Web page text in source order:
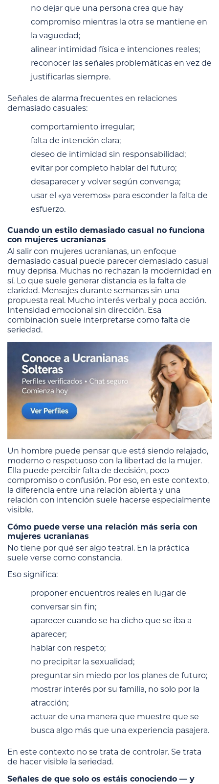
no dejar que una persona crea que hay
compromiso mientras la otra se mantiene en
la vaguedad;
alinear intimidad física e intenciones reales;
reconocer las señales problemáticas en vez de
justificarlas siempre.
Señales de alarma frecuentes en relaciones
demasiado casuales:
comportamiento irregular;
falta de intención clara;
deseo de intimidad sin responsabilidad;
evitar por completo hablar del futuro;
desaparecer y volver según convenga;
usar el «ya veremos» para esconder la falta de
esfuerzo.
Cuando un estilo demasiado casual no funciona
con mujeres ucranianas
Al salir con mujeres ucranianas, un enfoque
demasiado casual puede parecer demasiado casual
muy deprisa. Muchas no rechazan la modernidad en
sí. Lo que suele generar distancia es la falta de
claridad. Mensajes durante semanas sin una
propuesta real. Mucho interés verbal y poca acción.
Intensidad emocional sin dirección. Esa
combinación suele interpretarse como falta de
seriedad.
Un hombre puede pensar que está siendo relajado,
moderno o respetuoso con la libertad de la mujer.
Ella puede percibir falta de decisión, poco
compromiso o confusión. Por eso, en este contexto,
la diferencia entre una relación abierta y una
relación con intención suele hacerse especialmente
visible.
Cómo puede verse una relación más seria con
mujeres ucranianas
No tiene por qué ser algo teatral. En la práctica
suele verse como constancia.
Eso significa:
proponer encuentros reales en lugar de
conversar sin fin;
aparecer cuando se ha dicho que se iba a
aparecer;
hablar con respeto;
no precipitar la sexualidad;
preguntar sin miedo por los planes de futuro;
mostrar interés por su familia, no solo por la
atracción;
actuar de una manera que muestre que se
busca algo más que una experiencia pasajera.
En este contexto no se trata de controlar. Se trata
de hacer visible la seriedad.
Señales de que solo os estáis conociendo — y